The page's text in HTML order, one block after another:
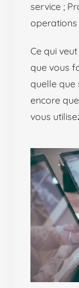
service ;
operations
Ce qui
que vous
quelle que
encore
vous